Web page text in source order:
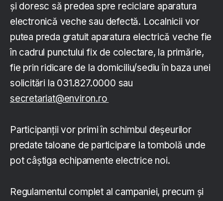
și doresc să predea spre reciclare aparatura
electronică veche sau defectă. Localnicii vor
putea preda gratuit aparatura electrică veche fie
în cadrul punctului fix de colectare, la primărie,
fie prin ridicare de la domiciliu/sediu în baza unei
solicitări la 031.827.0000 sau
secretariat@environ.ro
Participanții vor primi în schimbul deșeurilor
predate taloane de participare la tombolă unde
pot câștiga echipamente electrice noi.
Regulamentul complet al campaniei, precum și